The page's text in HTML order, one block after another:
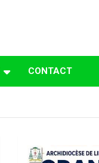
CONTACT